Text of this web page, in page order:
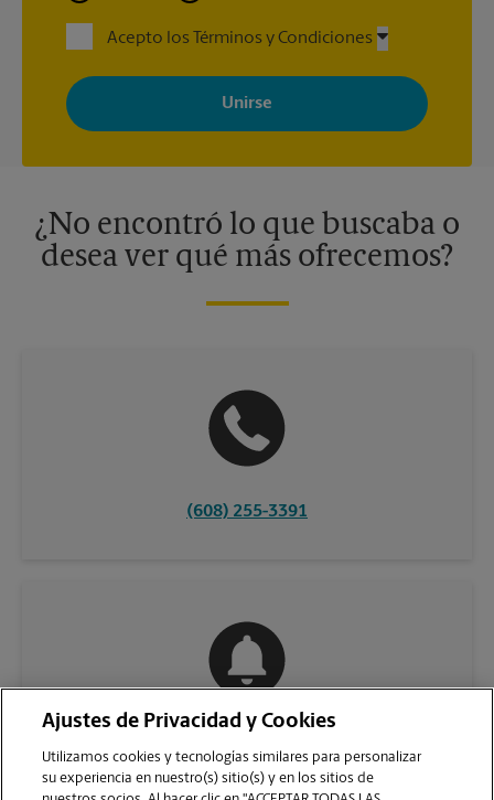
Acepto los Términos y Condiciones
Al registrarse, acepta recibir correos electrónicos de The UPS
Store con noticias, ofertas especiales, promociones y mensajes
adaptados a sus intereses. Puede darse de baja en cualquier
momento. Para más información, consulte nuestra política de
¿No encontró lo que buscaba o
desea ver qué más ofrecemos?
(608) 255-3391
Ajustes de Privacidad y Cookies
Utilizamos cookies y tecnologías similares para personalizar
su experiencia en nuestro(s) sitio(s) y en los sitios de